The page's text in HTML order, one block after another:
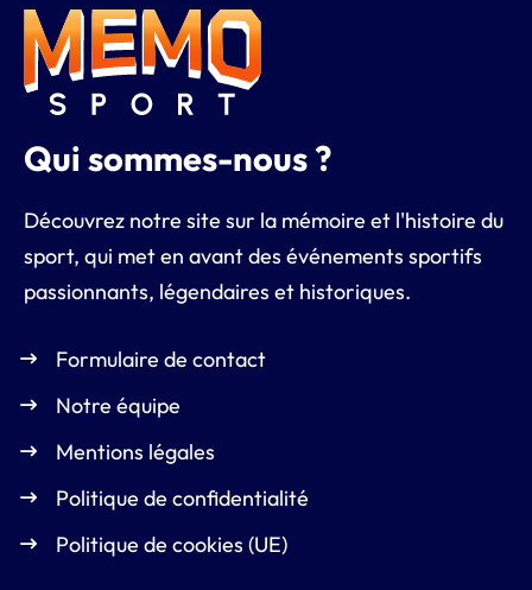
Qui sommes-nous ?
Découvrez notre site sur la mémoire et l'histoire du
sport, qui met en avant des événements sportifs
passionnants, légendaires et historiques.
Formulaire de contact
Notre équipe
Mentions légales
Politique de confidentialité
Politique de cookies (UE)